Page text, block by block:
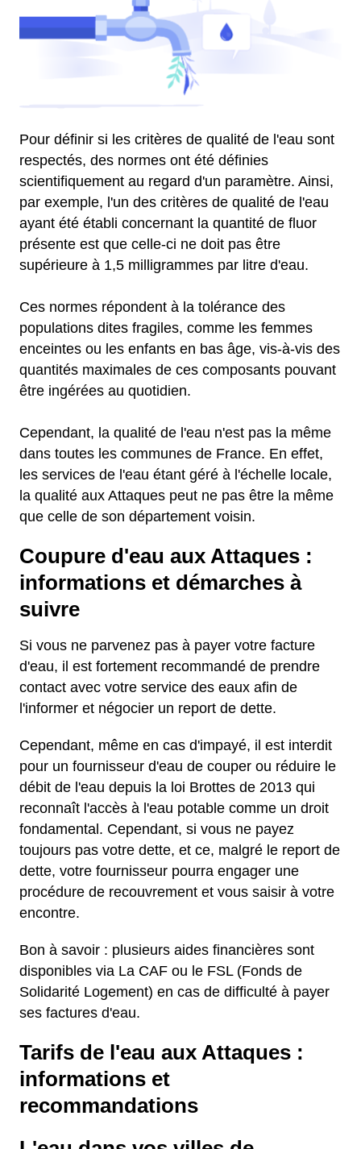
Pour définir si les critères de qualité de l'eau sont
respectés, des normes ont été définies
scientifiquement au regard d'un paramètre. Ainsi,
par exemple, l'un des critères de qualité de l'eau
ayant été établi concernant la quantité de fluor
présente est que celle-ci ne doit pas être
supérieure à 1,5 milligrammes par litre d'eau.
Ces normes répondent à la tolérance des
populations dites fragiles, comme les femmes
enceintes ou les enfants en bas âge, vis-à-vis des
quantités maximales de ces composants pouvant
être ingérées au quotidien.
Cependant, la qualité de l'eau n'est pas la même
dans toutes les communes de France. En effet,
les services de l'eau étant géré à l'échelle locale,
la qualité aux Attaques peut ne pas être la même
que celle de son département voisin.
Coupure d'eau aux Attaques :
informations et démarches à
suivre
Si vous ne parvenez pas à payer votre facture
d'eau, il est fortement recommandé de prendre
contact avec votre service des eaux afin de
l'informer et négocier un report de dette.
Cependant, même en cas d'impayé, il est interdit
pour un fournisseur d'eau de couper ou réduire le
débit de l'eau depuis la loi Brottes de 2013 qui
reconnaît l'accès à l'eau potable comme un droit
fondamental. Cependant, si vous ne payez
toujours pas votre dette, et ce, malgré le report de
dette, votre fournisseur pourra engager une
procédure de recouvrement et vous saisir à votre
encontre.
Bon à savoir : plusieurs aides financières sont
disponibles via La CAF ou le FSL (Fonds de
Solidarité Logement) en cas de difficulté à payer
ses factures d'eau.
Tarifs de l'eau aux Attaques :
informations et
recommandations